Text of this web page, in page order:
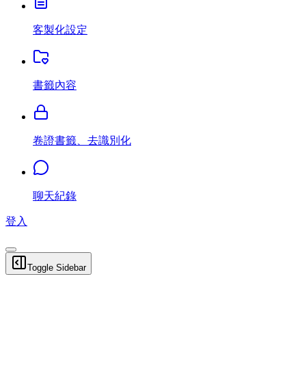
客製化設定
書籤內容
卷證書籤、去識別化
聊天紀錄
登入
Toggle Sidebar